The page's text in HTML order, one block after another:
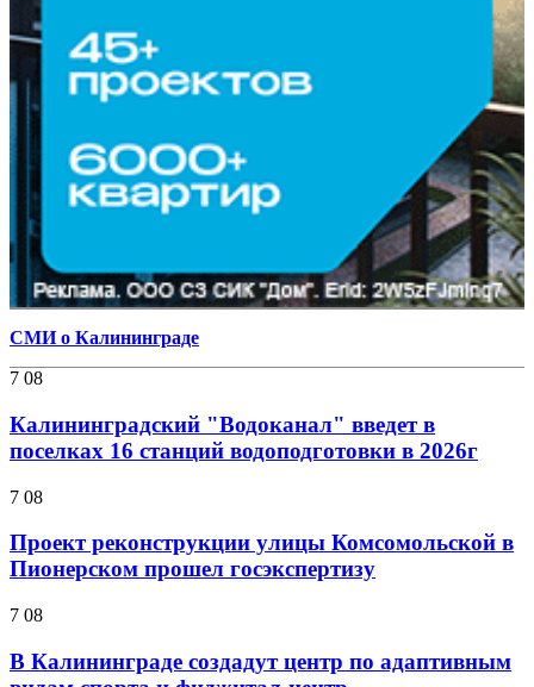
СМИ о Калининграде
7 08
Калининградский "Водоканал" введет в
поселках 16 станций водоподготовки в 2026г
7 08
Проект реконструкции улицы Комсомольской в
Пионерском прошел госэкспертизу
7 08
В Калининграде создадут центр по адаптивным